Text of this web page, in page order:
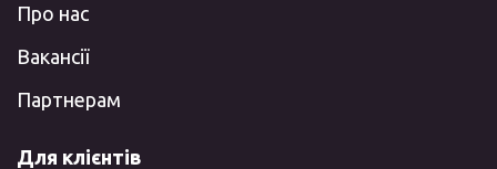
Про нас
Вакансії
Партнерам
Для клієнтів